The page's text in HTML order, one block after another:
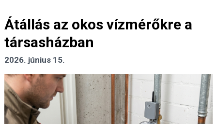
Átállás az okos vízmérőkre a
társasházban
2026. június 15.